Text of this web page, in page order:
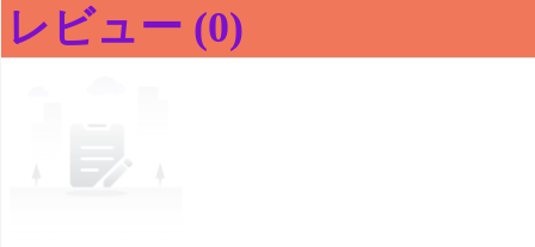
レビュー (0)